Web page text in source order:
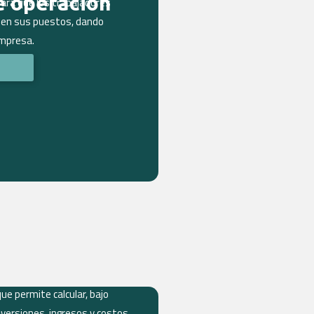
sus puestos, dando
permite calcular, bajo